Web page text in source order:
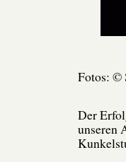
Fotos: ©
Der
unseren